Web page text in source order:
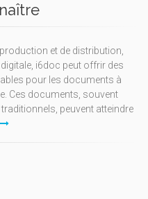
et de distribution,
i6doc peut offrir des
pour les documents à
Ces documents, souvent
peuvent atteindre